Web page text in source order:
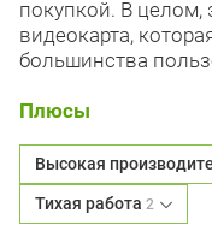
покупкой. В
видеокарта,
большинства
Плюсы
Высокая
Тихая работа 2